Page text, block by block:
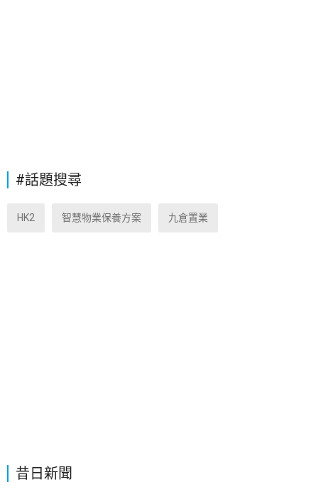
昔日新聞
#話題搜尋
HK2 智慧物業保養方案 九倉置業